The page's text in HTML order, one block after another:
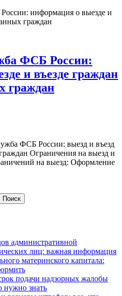
ФСБ России:
и въезде граждан
граждан
ФСБ России: выезд и въезд
Ограничения на выезд и
на выезд: Оформление
Поиск
административной
лиц: важная информация
материнского капитала:
подачи надзорных жалобы
нужно знать